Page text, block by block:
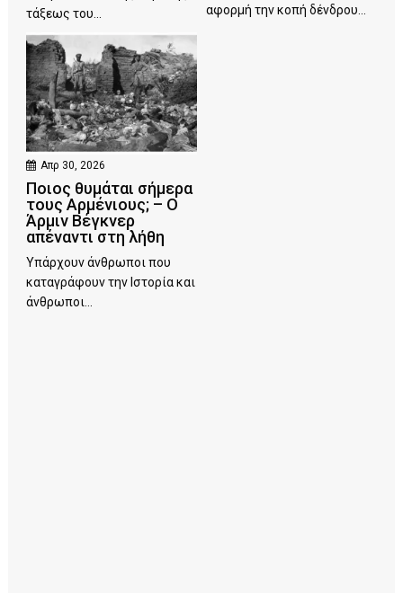
τάξεως του...
αφορμή την κοπή δένδρου...
Απρ 30, 2026
Ποιος θυμάται σήμερα
τους Αρμένιους; – Ο
Άρμιν Βέγκνερ
απέναντι στη λήθη
Υπάρχουν άνθρωποι που
καταγράφουν την Ιστορία και
άνθρωποι...